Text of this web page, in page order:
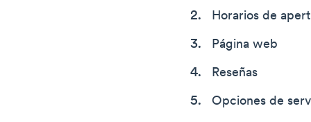
Horarios de
Página web
Reseñas
Opciones de